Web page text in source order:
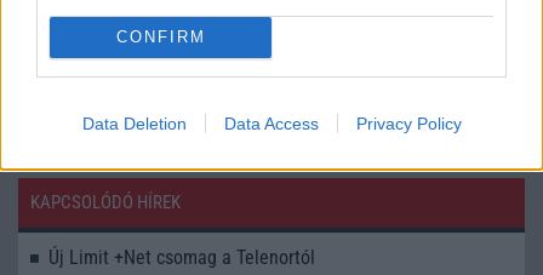
CONFIRM
Data Deletion Data Access Privacy Policy
jelentősen felgyorsítja a mindennapi használatot,
miközben a Pixel telefonokból továbbra is hiányzik.
KAPCSOLÓDÓ HÍREK
Új Limit +Net csomag a Telenortól